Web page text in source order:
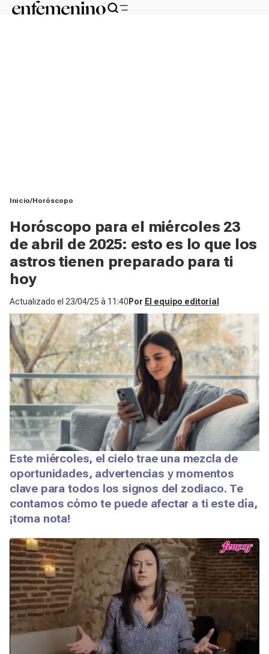
Inicio Horóscopo
Horóscopo para el miércoles 23
de abril de 2025: esto es lo que los
astros tienen preparado para ti
hoy
Actualizado el 23/04/25 à 11:40 Por El equipo editorial
Este miércoles, el cielo trae una mezcla de
oportunidades, advertencias y momentos
clave para todos los signos del zodiaco. Te
contamos cómo te puede afectar a ti este día,
¡toma nota!